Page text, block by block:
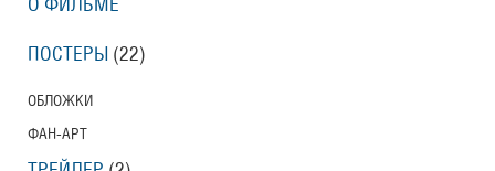
О ФИЛЬМЕ
ПОСТЕРЫ (22)
ОБЛОЖКИ
ФАН-АРТ